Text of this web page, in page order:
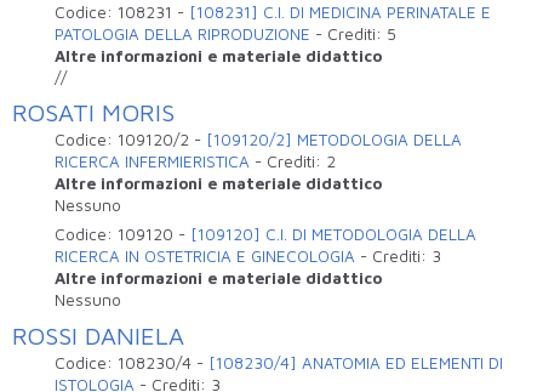
Codice: 108231 - [108231] C.I. DI MEDICINA PERINATALE E
PATOLOGIA DELLA RIPRODUZIONE - Crediti: 5
Altre informazioni e materiale didattico
//
ROSATI MORIS
Codice: 109120/2 - [109120/2] METODOLOGIA DELLA
RICERCA INFERMIERISTICA - Crediti: 2
Altre informazioni e materiale didattico
Nessuno
Codice: 109120 - [109120] C.I. DI METODOLOGIA DELLA
RICERCA IN OSTETRICIA E GINECOLOGIA - Crediti: 3
Altre informazioni e materiale didattico
Nessuno
ROSSI DANIELA
Codice: 108230/4 - [108230/4] ANATOMIA ED ELEMENTI DI
ISTOLOGIA - Crediti: 3